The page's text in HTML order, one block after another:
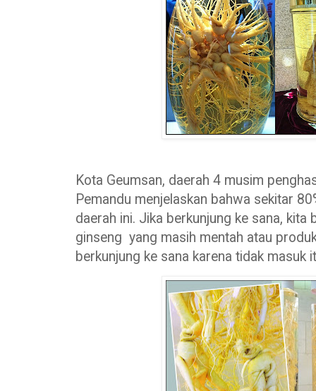
Kota Geumsan, daerah 4 musim
Pemandu menjelaskan bahwa sekitar
daerah ini. Jika berkunjung ke sana,
ginseng yang masih mentah atau
berkunjung ke sana karena tidak masuk